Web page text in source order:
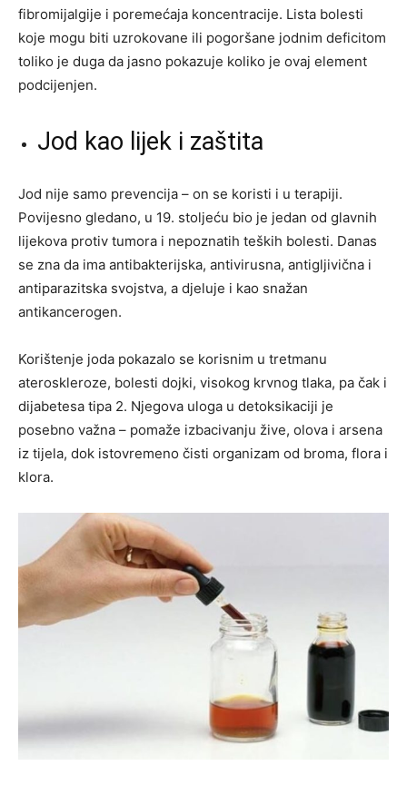
fibromijalgije i poremećaja koncentracije. Lista bolesti
koje mogu biti uzrokovane ili pogoršane jodnim deficitom
toliko je duga da jasno pokazuje koliko je ovaj element
podcijenjen.
Jod kao lijek i zaštita
Jod nije samo prevencija – on se koristi i u terapiji.
Povijesno gledano, u 19. stoljeću bio je jedan od glavnih
lijekova protiv tumora i nepoznatih teških bolesti. Danas
se zna da ima antibakterijska, antivirusna, antigljivična i
antiparazitska svojstva, a djeluje i kao snažan
antikancerogen.
Korištenje joda pokazalo se korisnim u tretmanu
ateroskleroze, bolesti dojki, visokog krvnog tlaka, pa čak i
dijabetesa tipa 2. Njegova uloga u detoksikaciji je
posebno važna – pomaže izbacivanju žive, olova i arsena
iz tijela, dok istovremeno čisti organizam od broma, flora i
klora.